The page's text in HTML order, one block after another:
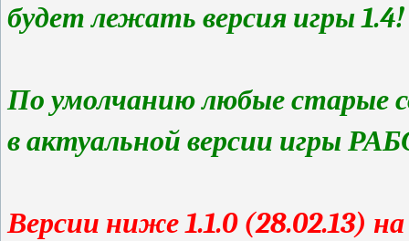
будет лежать версия игры 1.4!
По умолчанию любые старые
в актуальной версии игры
Версии ниже 1.1.0 (28.02.13)